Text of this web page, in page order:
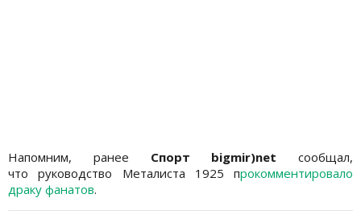
Напомним, ранее Спорт bigmir)net сообщал,
что руководство Металиста 1925 прокомментировало
драку фанатов.